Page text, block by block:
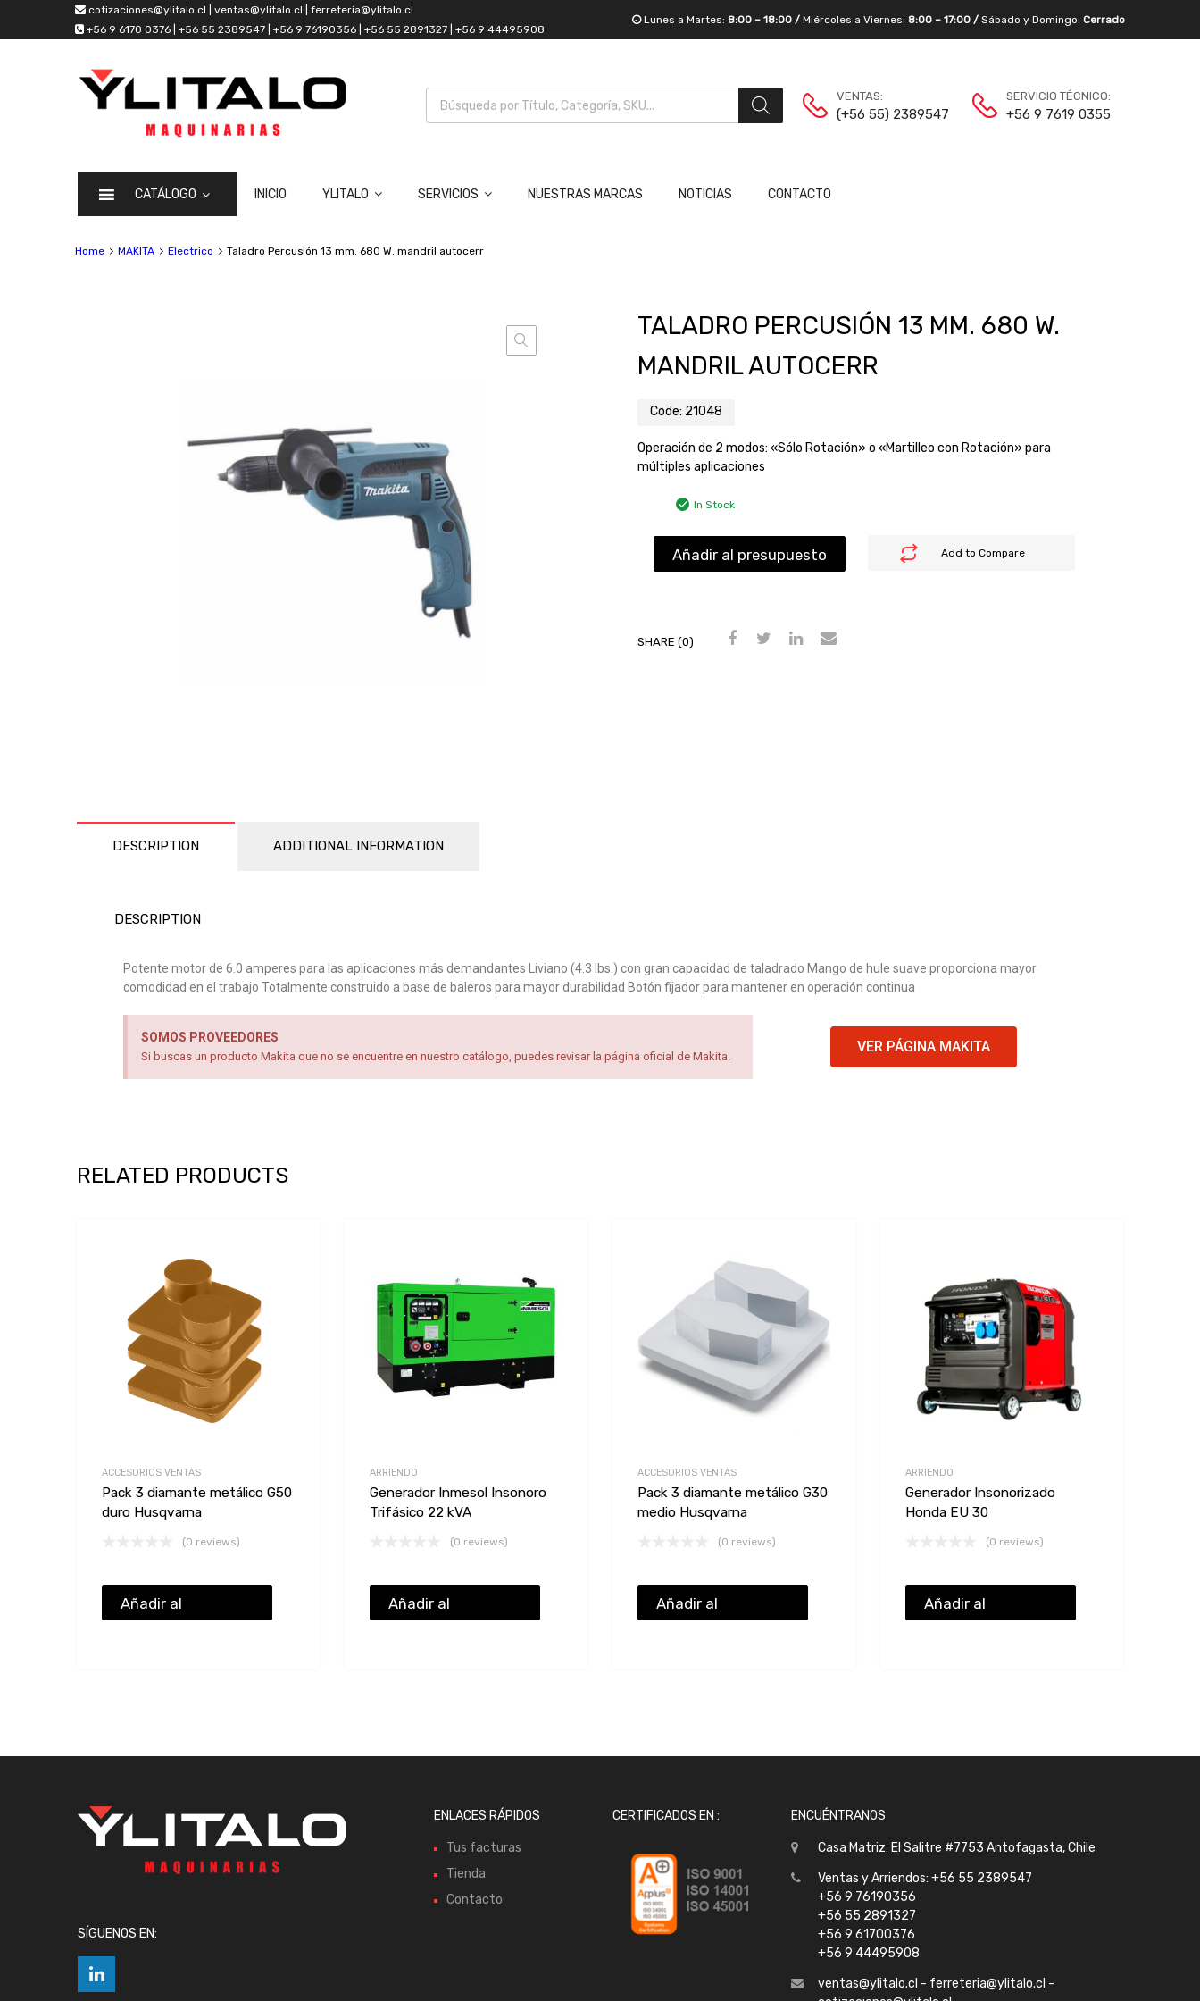
cotizaciones@ylitalo.cl | ventas@ylitalo.cl | ferreteria@ylitalo.cl
+56 9 6170 0376 | +56 55 2389547 | +56 9 76190356 | +56 55 2891327 | +56 9 44495908
Lunes a Martes: 8:00 – 18:00 / Miércoles a Viernes: 8:00 – 17:00 / Sábado y Domingo: Cerrado
VENTAS:
(+56 55) 2389547
SERVICIO TÉCNICO:
+56 9 7619 0355
CATÁLOGO INICIO YLITALO SERVICIOS NUESTRAS MARCAS NOTICIAS CONTACTO
Home MAKITA Electrico Taladro Percusión 13 mm. 680 W. mandril autocerr
TALADRO PERCUSIÓN 13 MM. 680 W.
MANDRIL AUTOCERR
Code: 21048
Operación de 2 modos: «Sólo Rotación» o «Martilleo con Rotación» para
múltiples aplicaciones
In Stock
Add to Compare
Añadir al presupuesto
SHARE (0)
DESCRIPTION ADDITIONAL INFORMATION
DESCRIPTION
Potente motor de 6.0 amperes para las aplicaciones más demandantes Liviano (4.3 lbs.) con gran capacidad de taladrado Mango de hule suave proporciona mayor
comodidad en el trabajo Totalmente construido a base de baleros para mayor durabilidad Botón fijador para mantener en operación continua
SOMOS PROVEEDORES
Si buscas un producto Makita que no se encuentre en nuestro catálogo, puedes revisar la página oficial de Makita.
VER PÁGINA MAKITA
RELATED PRODUCTS
ACCESORIOS VENTAS
Pack 3 diamante metálico G50
duro Husqvarna
(0 reviews)
Añadir al
ARRIENDO
Generador Inmesol Insonoro
Trifásico 22 kVA
(0 reviews)
Añadir al
ACCESORIOS VENTAS
Pack 3 diamante metálico G30
medio Husqvarna
(0 reviews)
Añadir al
ARRIENDO
Generador Insonorizado
Honda EU 30
(0 reviews)
Añadir al
SÍGUENOS EN:
ENLACES RÁPIDOS
Tus facturas
Tienda
Contacto
CERTIFICADOS EN : ENCUÉNTRANOS
Casa Matriz: El Salitre #7753 Antofagasta, Chile
Ventas y Arriendos: +56 55 2389547
+56 9 76190356
+56 55 2891327
+56 9 61700376
+56 9 44495908
ventas@ylitalo.cl - ferreteria@ylitalo.cl -